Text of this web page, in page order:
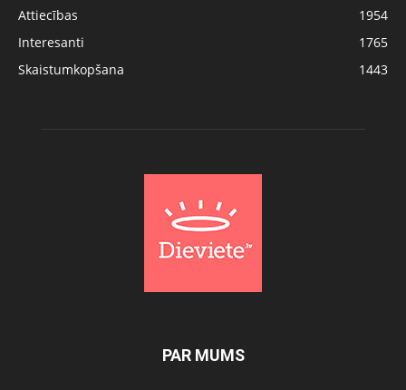
Attiecības
1954
Interesanti
1765
Skaistumkopšana
1443
PAR MUMS